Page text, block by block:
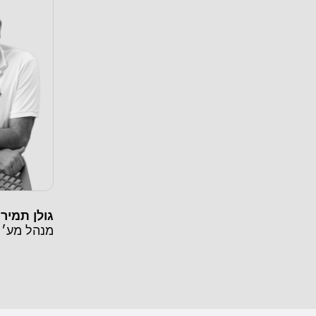
גולן תמיר
מנהל